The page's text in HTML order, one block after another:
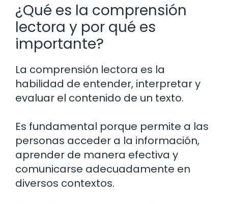
¿Qué es la comprensión
lectora y por qué es
importante?
La comprensión lectora es la
habilidad de entender, interpretar y
evaluar el contenido de un texto.
Es fundamental porque permite a las
personas acceder a la información,
aprender de manera efectiva y
comunicarse adecuadamente en
diversos contextos.